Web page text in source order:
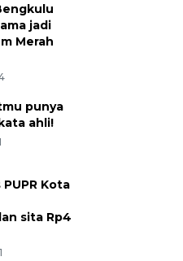
jadi
Merah
punya
ahli!
Kota
sita Rp4